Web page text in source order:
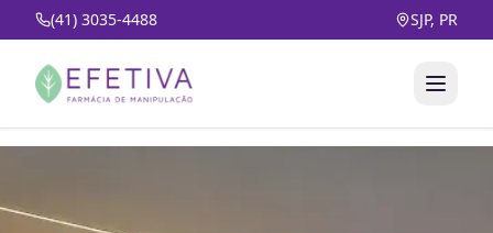
(41) 3035-4488 SJP, PR